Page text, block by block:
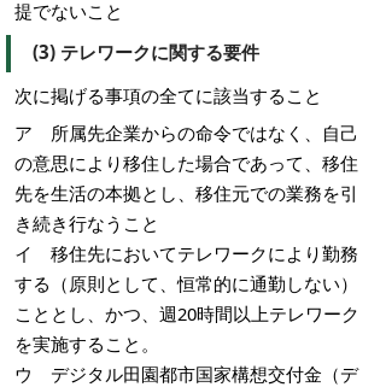
提でないこと
(3) テレワークに関する要件
次に掲げる事項の全てに該当すること
ア 所属先企業からの命令ではなく、自己
の意思により移住した場合であって、移住
先を生活の本拠とし、移住元での業務を引
き続き行なうこと
イ 移住先においてテレワークにより勤務
する（原則として、恒常的に通勤しない）
こととし、かつ、週20時間以上テレワーク
を実施すること。
ウ デジタル田園都市国家構想交付金（デ